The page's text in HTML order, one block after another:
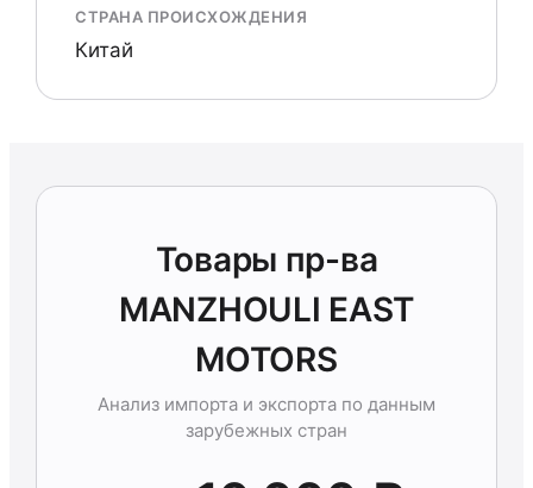
СТРАНА ПРОИСХОЖДЕНИЯ
Китай
Товары пр-ва
MANZHOULI EAST
MOTORS
Анализ импорта и экспорта по данным
зарубежных стран